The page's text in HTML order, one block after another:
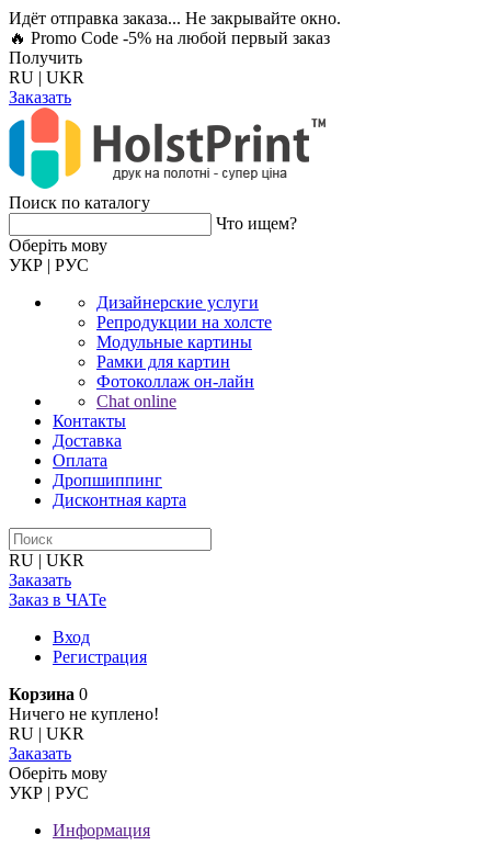
Идёт отправка заказа... Не закрывайте окно.
🔥 Promo Code -5% на любой первый заказ
Получить
RU | UKR
Заказать
Поиск по каталогу
Что ищем?
Оберiть мову
УКР | РУС
Дизайнерские услуги
Репродукции на холсте
Модульные картины
Рамки для картин
Фотоколлаж он-лайн
Chat online
Контакты
Доставка
Оплата
Дропшиппинг
Дисконтная карта
RU | UKR
Заказать
Заказ в ЧАТе
Вход
Регистрация
Корзина 0
Ничего не куплено!
RU | UKR
Заказать
Оберiть мову
УКР | РУС
Информация